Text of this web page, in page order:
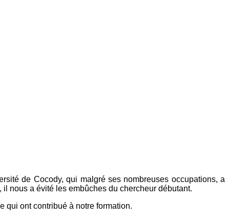
de Cocody, qui malgré ses nombreuses occupations, a
nous a évité les embûches du chercheur débutant.
qui ont contribué à notre formation.